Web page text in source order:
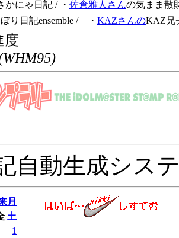
かにゃ日記 / ・ 佐倉雅人さんの気まま散
り日記ensemble / ・ KAZさんのKAZ兄
度
自動生成シス
月
土
1